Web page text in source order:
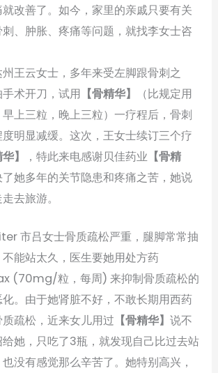
改善了。如今，家里的亲戚只要有关
、肿胀、疼痛等问题，就找李女士咨
王云女士，多年来受左脚跟骨刺之
术开刀，试用 【骨精华】
（比规定用
上三粒，晚上三粒）一疗程后，骨刺
明显减缓。这次，王女士续订三个疗
】 ，特此来电感谢贝佳药业【骨精
她多年的关节隐患和疼痛之苦，她说
去旅游。
市吕女士骨质疏松严重，腿脚常常抽
能站太久，医生要她用处方药
(70mg/粒，每周) 来抑制骨质疏松的
。由于她肾脏不好，不敢长期用西药
疏松，近来女儿用过 【骨精华】 说不
她，只吃了3瓶，就发现自己比过去站
没有感觉那么辛苦了。她特别高兴，